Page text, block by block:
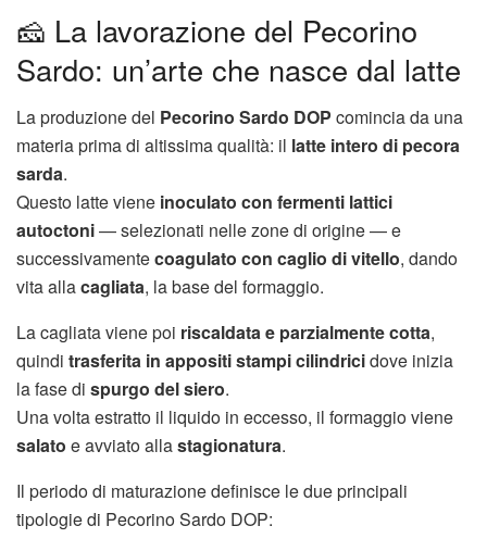
🧀 La lavorazione del Pecorino
Sardo: un’arte che nasce dal latte
La produzione del Pecorino Sardo DOP comincia da una
materia prima di altissima qualità: il latte intero di pecora
sarda.
Questo latte viene inoculato con fermenti lattici
autoctoni— selezionati nelle zone di origine — e
successivamentecoagulato con caglio di vitello, dando
vita allacagliata, la base del formaggio.
La cagliata viene poi riscaldata e parzialmente cotta,
quindi trasferita in appositi stampi cilindricidove inizia
la fase di spurgo del siero.
Una volta estratto il liquido in eccesso, il formaggio viene
salato e avviato allastagionatura.
Il periodo di maturazione definisce le due principali
tipologie di Pecorino Sardo DOP: